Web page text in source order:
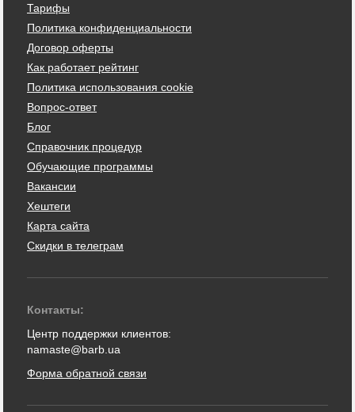
Тарифы
Политика конфиденциальности
Договор оферты
Как работает рейтинг
Политика использования cookie
Вопрос-ответ
Блог
Справочник процедур
Обучающие программы
Вакансии
Хештеги
Карта сайта
Скидки в телеграм
Контакты:
Центр поддержки клиентов:
namaste@barb.ua
Форма обратной связи